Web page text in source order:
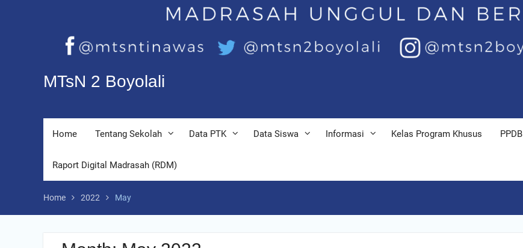
MTsN 2 Boyolali
Home Tentang Sekolah Data PTK Data Siswa Informasi Kelas Program Khusus PPDB
Raport Digital Madrasah (RDM)
Home 2022 May